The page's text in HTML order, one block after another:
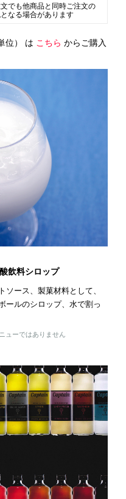
でも他商品と同時ご注文の
なる場合があります
位） は こちら からご購入
飲料シロップ
ース、製菓材料として、
ールのシロップ、水で割っ
ューではありません